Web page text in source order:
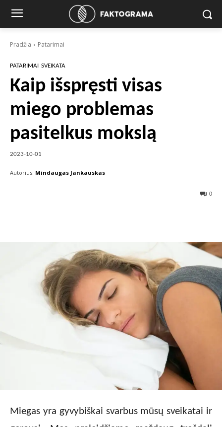
Pradžia Patarimai
PATARIMAI SVEIKATA
Kaip išspręsti visas
miego problemas
pasitelkus mokslą
2023-10-01
Autorius: Mindaugas Jankauskas
0
Miegas yra gyvybiškai svarbus mūsų sveikatai ir